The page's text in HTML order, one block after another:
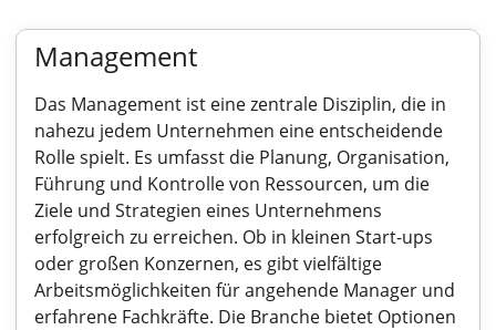
Management
Das Management ist eine zentrale Disziplin, die in
nahezu jedem Unternehmen eine entscheidende
Rolle spielt. Es umfasst die Planung, Organisation,
Führung und Kontrolle von Ressourcen, um die
Ziele und Strategien eines Unternehmens
erfolgreich zu erreichen. Ob in kleinen Start-ups
oder großen Konzernen, es gibt vielfältige
Arbeitsmöglichkeiten für angehende Manager und
erfahrene Fachkräfte. Die Branche bietet Optionen